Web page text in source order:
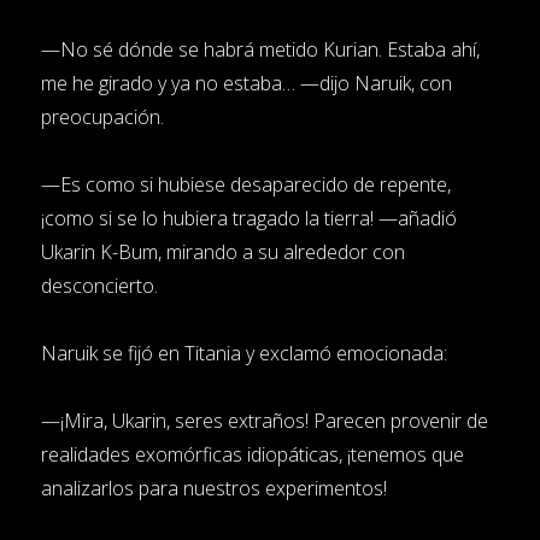
—No sé dónde se habrá metido Kurian. Estaba ahí,
me he girado y ya no estaba… —dijo Naruik, con
preocupación.
—Es como si hubiese desaparecido de repente,
¡como si se lo hubiera tragado la tierra! —añadió
Ukarin K-Bum, mirando a su alrededor con
desconcierto.
Naruik se fijó en Titania y exclamó emocionada:
—¡Mira, Ukarin, seres extraños! Parecen provenir de
realidades exomórficas idiopáticas, ¡tenemos que
analizarlos para nuestros experimentos!